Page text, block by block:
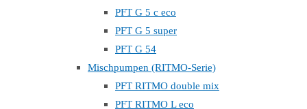
PFT G 5 c eco
PFT G 5 super
PFT G 54
Mischpumpen (RITMO-Serie)
PFT RITMO double mix
PFT RITMO L eco